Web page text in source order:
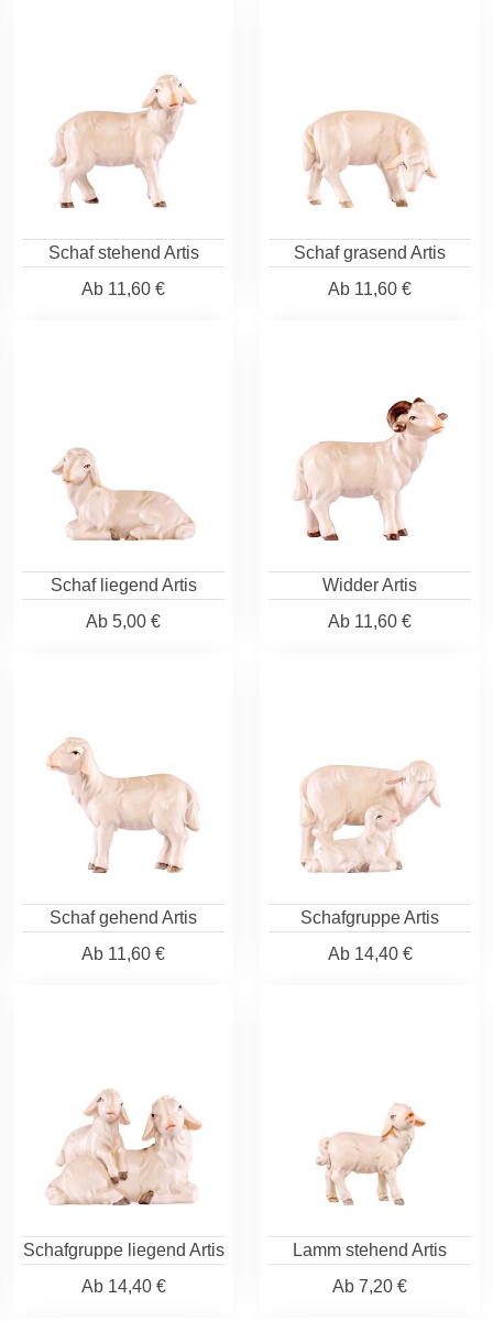
Schaf stehend Artis
Ab 11,60 €
Schaf grasend Artis
Ab 11,60 €
Schaf liegend Artis
Ab 5,00 €
Widder Artis
Ab 11,60 €
Schaf gehend Artis
Ab 11,60 €
Schafgruppe Artis
Ab14,40 €
Schafgruppe liegend Artis
Ab14,40 €
Lamm stehend Artis
Ab 7,20 €